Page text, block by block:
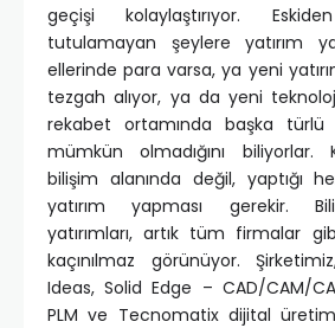
geçişi kolaylaştırıyor.
tutulamayan şeylere yatırım
ellerinde para varsa, ya yeni
tezgah alıyor, ya da yeni
rekabet ortamında başka türlü
mümkün olmadığını biliyorlar.
bilişim alanında değil, yaptığı
yatırım yapması gerekir.
yatırımları, artık tüm firmalar
kaçınılmaz görünüyor.
Ideas, Solid Edge – CAD/CAM/
PLM ve Tecnomatix dijital